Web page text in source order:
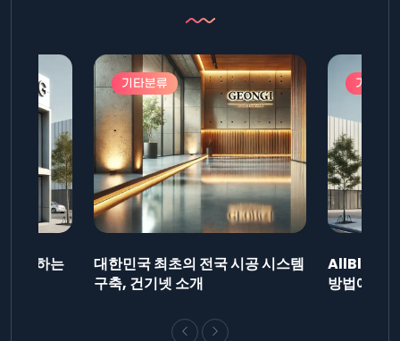
제출하는
기타분류
대한민국 최초의 전국 시공 시스템
구축, 건기넷 소개
기타분
AllBlog에
방법에 대